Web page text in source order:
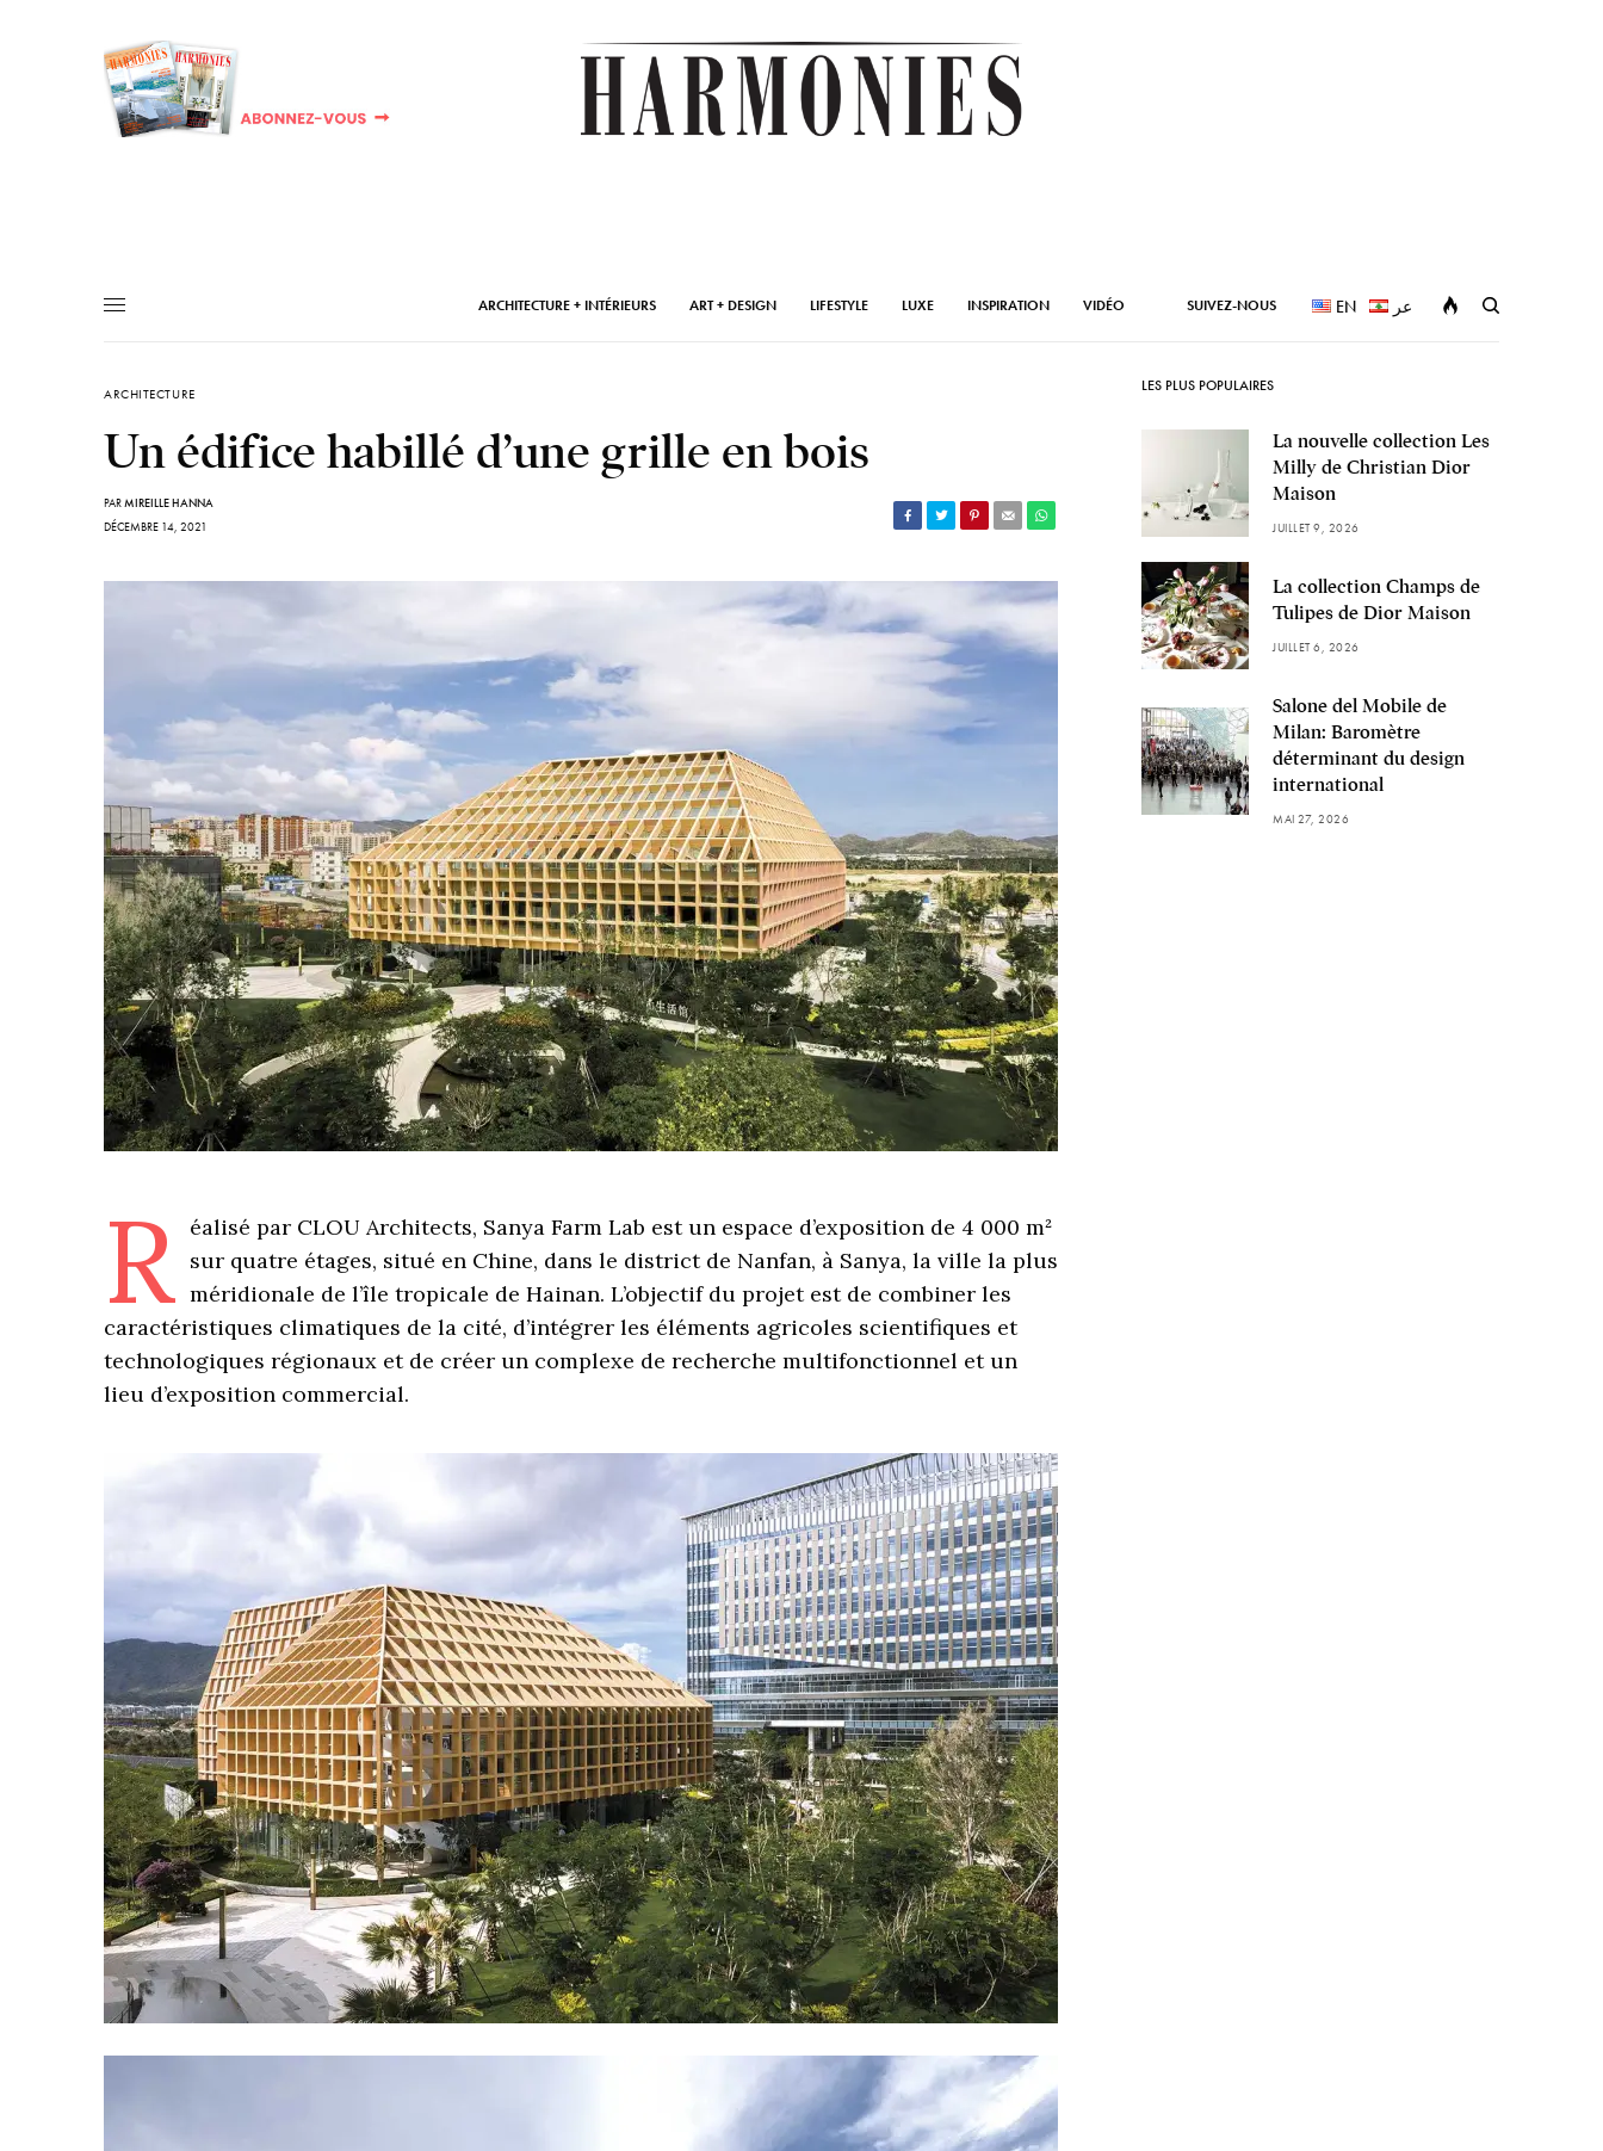
ARCHITECTURE + INTÉRIEURS ART + DESIGN LIFESTYLE LUXE INSPIRATION VIDÉO SUIVEZ-NOUS EN عر
ARCHITECTURE
Un édifice habillé d’une grille en bois
PARMIREILLE HANNA
DÉCEMBRE 14, 2021
R éalisé par CLOU Architects, Sanya Farm Lab est un espace d’exposition de 4 000 m²
sur quatre étages, situé en Chine, dans le district de Nanfan, à Sanya, la ville la plus
méridionale de l’île tropicale de Hainan. L’objectif du projet est de combiner les
caractéristiques climatiques de la cité, d’intégrer les éléments agricoles scientifiques et
technologiques régionaux et de créer un complexe de recherche multifonctionnel et un
lieu d’exposition commercial.
LES PLUS POPULAIRES
La nouvelle collection Les
Milly de Christian Dior
Maison
JUILLET 9, 2026
La collection Champs de
Tulipes de Dior Maison
JUILLET 6, 2026
Salone del Mobile de
Milan: Baromètre
déterminant du design
international
MAI 27, 2026